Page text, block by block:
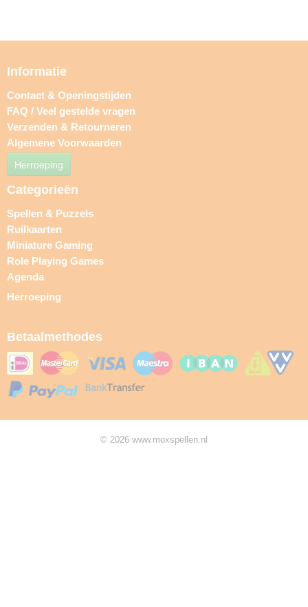
Informatie
Contact & Openingstijden
FAQ / Veel gestelde vragen
Verzenden & Retourneren
Algemene Voorwaarden
Herroeping
Categorieën
Spellen & Puzzels
Ruilkaarten
Miniature Gaming
Role Playing Games
Agenda
Herroeping
Betaalmethodes
© 2026 www.moxspellen.nl